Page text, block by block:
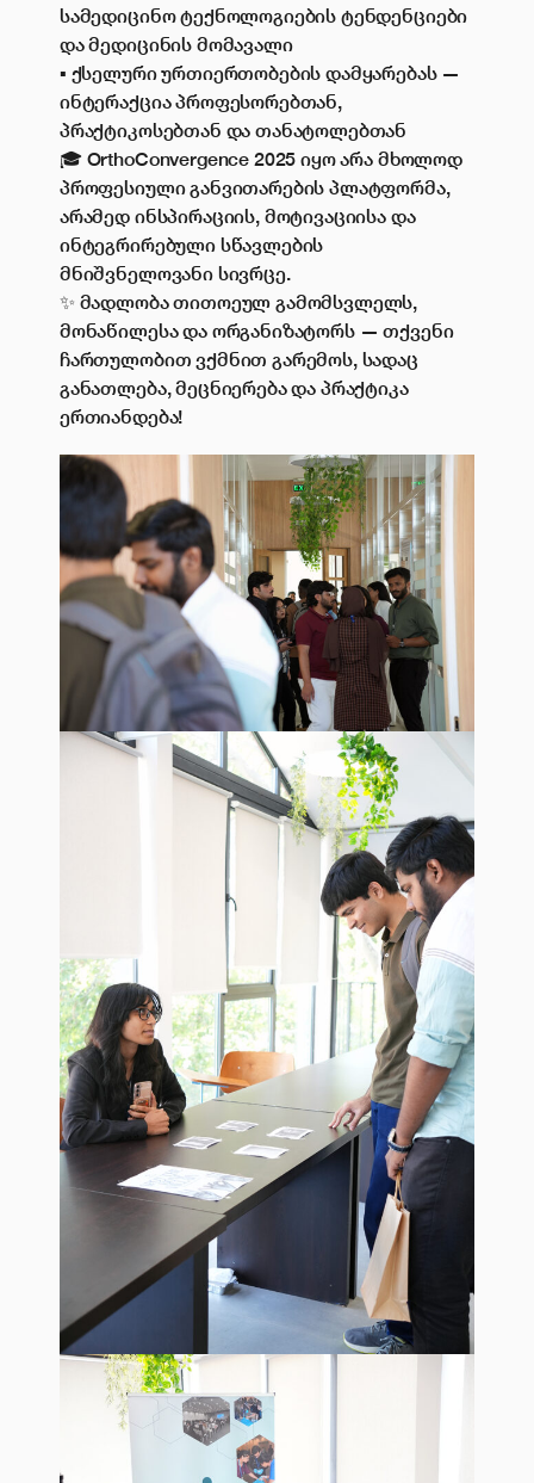
სამედიცინო ტექნოლოგიების ტენდენციები
და მედიცინის მომავალი
▪️ ქსელური ურთიერთობების დამყარებას —
ინტერაქცია პროფესორებთან,
პრაქტიკოსებთან და თანატოლებთან
🎓 OrthoConvergence 2025 იყო არა მხოლოდ
პროფესიული განვითარების პლატფორმა,
არამედ ინსპირაციის, მოტივაციისა და
ინტეგრირებული სწავლების
მნიშვნელოვანი სივრცე.
✨ მადლობა თითოეულ გამომსვლელს,
მონაწილესა და ორგანიზატორს — თქვენი
ჩართულობით ვქმნით გარემოს, სადაც
განათლება, მეცნიერება და პრაქტიკა
ერთიანდება!